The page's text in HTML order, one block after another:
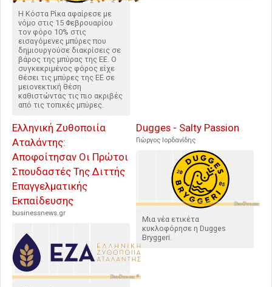
Η Κόστα Ρίκα αφαίρεσε με
νόμο στις 15 Φεβρουαρίου
τον φόρο 10% στις
εισαγόμενες μπύρες που
δημιουργούσε διακρίσεις σε
βάρος της μπύρας της ΕΕ. Ο
συγκεκριμένος φόρος είχε
θέσει τις μπύρες της ΕΕ σε
μειονεκτική θέση
καθιστώντας τις πιο ακριβές
από τις τοπικές μπύρες.
Ελληνική Ζυθοποιία
Αταλάντης:
Αποφοίτησαν Οι Πρώτοι
Σπουδαστές Της Διττής
Επαγγελματικής
Εκπαίδευσης
businessnews.gr
Dugges - Salty Passion
Γιώργος Ιορδανίδης
Μια νέα ετικέτα
κυκλοφόρησε η Dugges
Bryggeri.